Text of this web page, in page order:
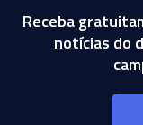
Receba
notícias do